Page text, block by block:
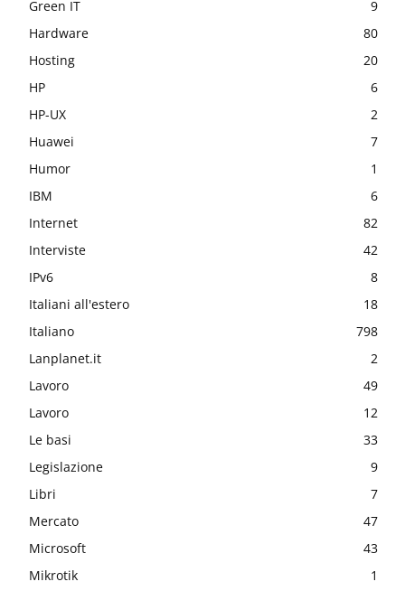
Green IT
9
Hardware
80
Hosting
20
HP
6
HP-UX
2
Huawei
7
Humor
1
IBM
6
Internet
82
Interviste
42
IPv6
8
Italiani all'estero
18
Italiano
798
Lanplanet.it
2
Lavoro
49
Lavoro
12
Le basi
33
Legislazione
9
Libri
7
Mercato
47
Microsoft
43
Mikrotik
1